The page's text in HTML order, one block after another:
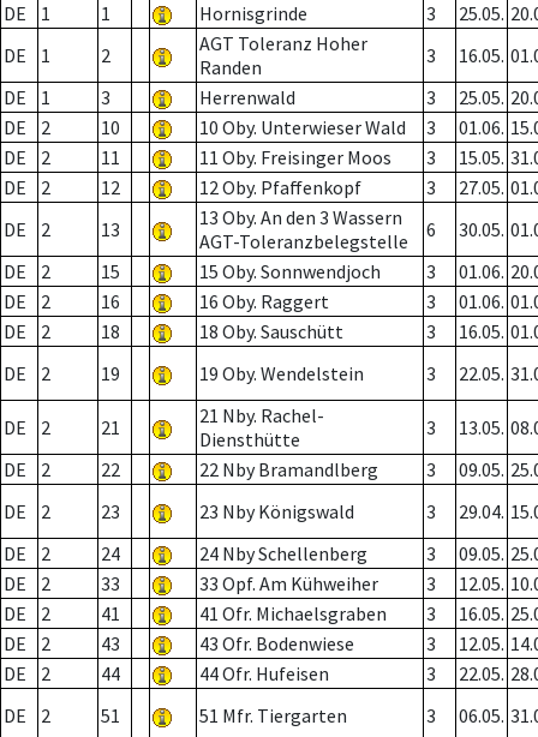
DE 1 1 Hornisgrinde 3 25.05.
DE
1 2
AGT Toleranz Hoher
Randen
3 16.05.
DE
1 3 Herrenwald 3 25.05.
DE
2 10 10 Oby. Unterwieser Wald 3 01.06.
DE
2 11 11 Oby. Freisinger Moos 3 15.05.
DE
2 12 12 Oby. Pfaffenkopf 3 27.05.
DE
2 13
13 Oby. An den 3 Wassern
AGT-Toleranzbelegstelle
6 30.05.
DE
2 15 15 Oby. Sonnwendjoch 3 01.06.
DE
2 16 16 Oby. Raggert 3 01.06.
DE
2 18 18 Oby. Sauschütt 3 16.05.
DE
2 19 19 Oby. Wendelstein 3 22.05.
DE 2 21
21 Nby. Rachel-
Diensthütte
3 13.05.
DE
2 22 22 Nby Bramandlberg 3 09.05.
DE
2 23 23 Nby Königswald 3 29.04.
DE
2 24 24 Nby Schellenberg 3 09.05.
DE
2 33 33 Opf. Am Kühweiher 3 12.05.
DE
2 41 41 Ofr. Michaelsgraben 3 16.05.
DE
2 43 43 Ofr. Bodenwiese 3 12.05.
DE
2 44 44 Ofr. Hufeisen 3 22.05.
DE
2 51 51 Mfr. Tiergarten 3 06.05.